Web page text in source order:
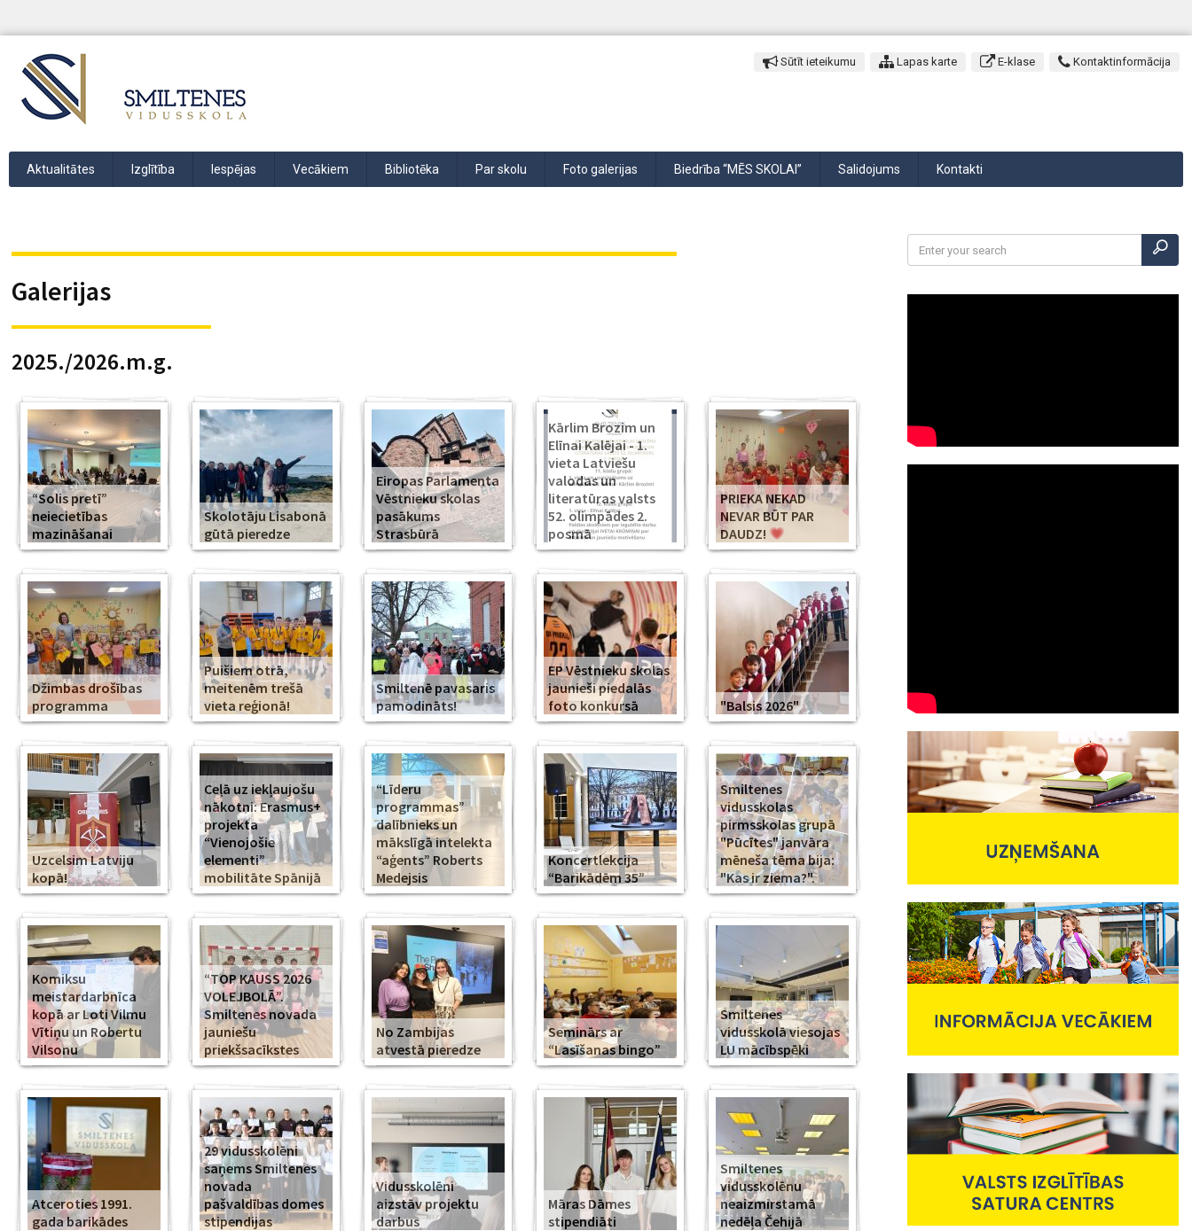
Sūtīt ieteikumu Lapas karte E-klase Kontaktinformācija
Aktualitātes Izglītība Iespējas Vecākiem Bibliotēka Par skolu Foto galerijas Biedrība “MĒS SKOLAI” Salidojums Kontakti
Galerijas
2025./2026.m.g.
“Solis pretī”
neiecietības
mazināšanai
Skolotāju Lisabonā
gūtā pieredze
Eiropas Parlamenta
Vēstnieku skolas
pasākums
Strasbūrā
Kārlim Brozim un
Elīnai Kalējai - 1.
vieta Latviešu
valodas un
literatūras valsts
52. olimpādes 2.
posmā
PRIEKA NEKAD
NEVAR BŪT PAR
DAUDZ!
Džimbas drošības
programma
Puišiem otrā,
meitenēm trešā
vieta reģionā!
Smiltenē pavasaris
pamodināts!
EP Vēstnieku skolas
jaunieši piedalās
foto konkursā
"Balsis 2026"
Uzcelsim Latviju
kopā!
Ceļā uz iekļaujošu
nākotni: Erasmus+
projekta
“Vienojošie
elementi”
mobilitāte Spānijā
“Līderu
programmas”
dalībnieks un
mākslīgā intelekta
“aģents” Roberts
Medejsis
Koncertlekcija
“Barikādēm 35”
Smiltenes
vidusskolas
pirmsskolas grupā
"Pūcītes" janvāra
mēneša tēma bija:
"Kas ir ziema?".
Komiksu
meistardarbnīca
kopā ar Loti Vilmu
Vītiņu un Robertu
Vilsonu
“TOP KAUSS 2026
VOLEJBOLĀ”.
Smiltenes novada
jauniešu
priekšsacīkstes
No Zambijas
atvestā pieredze
Seminārs ar
“Lasīšanas bingo”
Smiltenes
vidusskolā viesojas
LU mācībspēki
Atceroties 1991.
gada barikādes
29 vidusskolēni
saņems Smiltenes
novada
pašvaldības domes
stipendijas
Vidusskolēni
aizstāv projektu
darbus
Māras Dāmes
stipendiāti
Smiltenes
vidusskolēnu
neaizmirstamā
nedēļa Čehijā